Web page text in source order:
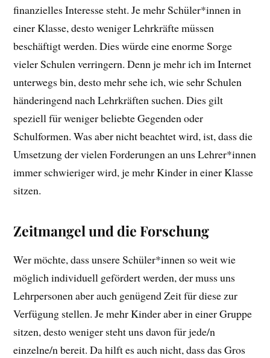
finanzielles Interesse steht. Je mehr Schüler*innen in
einer Klasse, desto weniger Lehrkräfte müssen
beschäftigt werden. Dies würde eine enorme Sorge
vieler Schulen verringern. Denn je mehr ich im Internet
unterwegs bin, desto mehr sehe ich, wie sehr Schulen
händeringend nach Lehrkräften suchen. Dies gilt
speziell für weniger beliebte Gegenden oder
Schulformen. Was aber nicht beachtet wird, ist, dass die
Umsetzung der vielen Forderungen an uns Lehrer*innen
immer schwieriger wird, je mehr Kinder in einer Klasse
sitzen.
Zeitmangel und die Forschung
Wer möchte, dass unsere Schüler*innen so weit wie
möglich individuell gefördert werden, der muss uns
Lehrpersonen aber auch genügend Zeit für diese zur
Verfügung stellen. Je mehr Kinder aber in einer Gruppe
sitzen, desto weniger steht uns davon für jede/n
einzelne/n bereit. Da hilft es auch nicht, dass das Gros